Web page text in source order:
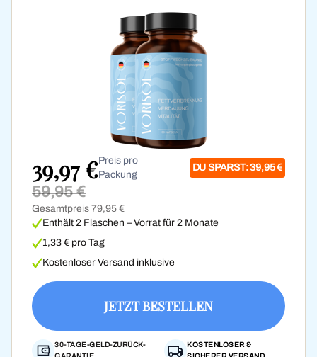
39,97 €Preis pro
Packung
DU SPARST: 39,95 €
59,95 €
Gesamtpreis 79,95 €
Enthält 2 Flaschen – Vorrat für 2 Monate
1,33 € pro Tag
Kostenloser Versand inklusive
JETZT BESTELLEN
30-TAGE-GELD-ZURÜCK-
KOSTENLOSER &